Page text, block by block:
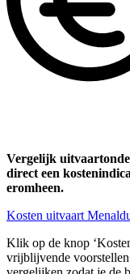
Vergelijk
direct een
eromheen.
Kosten uitvaart
Klik op de knop
vrijblijvende